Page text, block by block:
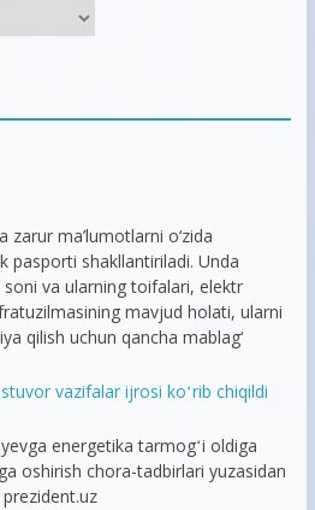
zarur ma’lumotlarni o‘zida
pasporti shakllantiriladi. Unda
soni va ularning toifalari, elektr
mavjud holati, ularni
qilish uchun qancha mablag‘
vazifalar ijrosi koʻrib chiqildi
energetika tarmogʻi oldiga
oshirish chora-tadbirlari yuzasidan